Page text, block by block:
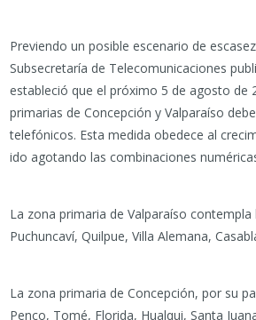
Previendo un posible escenario de
Subsecretaría de Telecomunicaciones
estableció que el próximo 5 de agosto de
primarias de Concepción y Valparaíso
telefónicos. Esta medida obedece al
ido agotando las combinaciones
La zona primaria de Valparaíso
Puchuncaví, Quilpue, Villa Alemana,
La zona primaria de Concepción, por su
Penco, Tomé, Florida, Hualqui, Santa